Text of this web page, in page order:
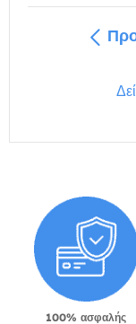
100% ασφαλής